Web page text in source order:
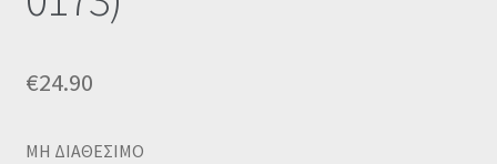
€24.90
MΗ ΔΙΑΘΕΣΙΜΟ